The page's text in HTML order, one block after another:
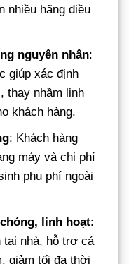
nhiều hãng điều
nguyên nhân:
giúp xác định
thay nhầm linh
khách hàng.
: Khách hàng
máy và chi phí
phụ phí ngoài
linh hoạt:
tại nhà, hỗ trợ cả
giảm tối đa thời